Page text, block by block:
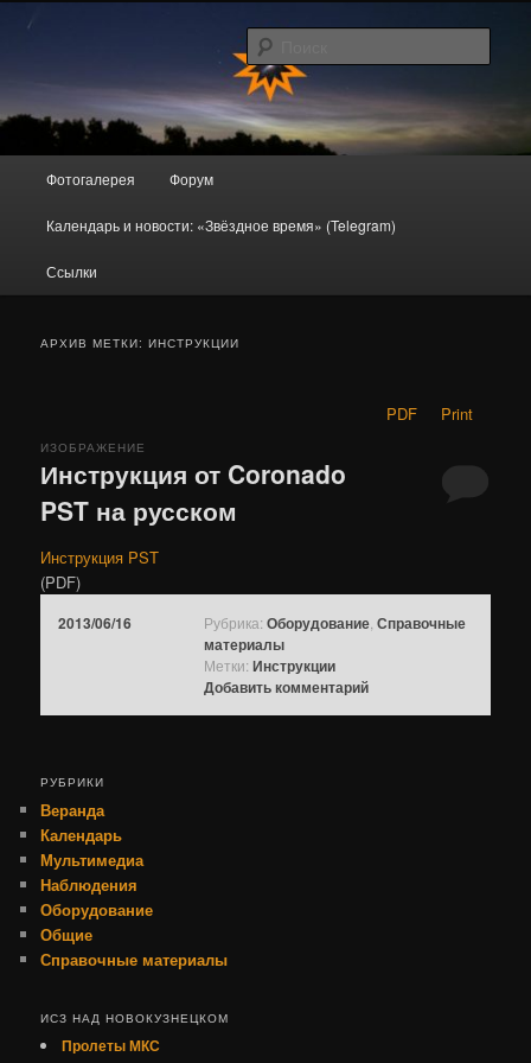
содержимому
содержимому
AstroDrome
Фотогалерея Форум
Календарь и новости: «Звёздное время» (Telegram)
Ссылки
АРХИВ МЕТКИ:ИНСТРУКЦИИ
PDF Print
Инструкция от Coronado
PST на русском
ИЗОБРАЖЕНИЕ
Инструкция PST
(PDF)
2013/06/16 Рубрика: Оборудование, Справочные
материалы
Метки: Инструкции
Добавить комментарий
РУБРИКИ
Веранда
Календарь
Мультимедиа
Наблюдения
Оборудование
Общие
Справочные материалы
ИСЗ НАД НОВОКУЗНЕЦКОМ
Пролеты МКС